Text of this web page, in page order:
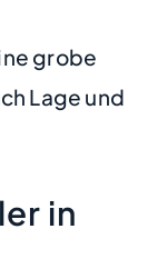
grobe
Lage und
in